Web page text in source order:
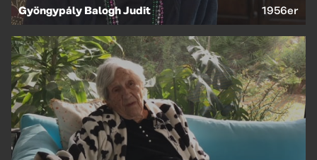
Gyöngypály Balogh Judit 1956er